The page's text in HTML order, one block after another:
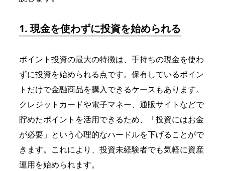
1. 現金を使わずに投資を始められる
ポイント投資の最大の特徴は、手持ちの現金を使わ
ずに投資を始められる点です。保有しているポイン
トだけで金融商品を購入できるケースもあります。
クレジットカードや電子マネー、通販サイトなどで
貯めたポイントを活用できるため、「投資にはお金
が必要」という心理的なハードルを下げることがで
きます。これにより、投資未経験者でも気軽に資産
運用を始められます。